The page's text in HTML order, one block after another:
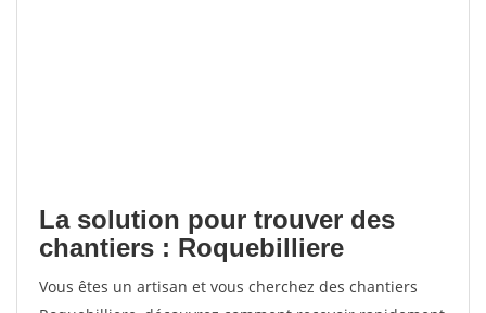
La solution pour trouver des
chantiers : Roquebilliere
Vous êtes un artisan et vous cherchez des chantiers